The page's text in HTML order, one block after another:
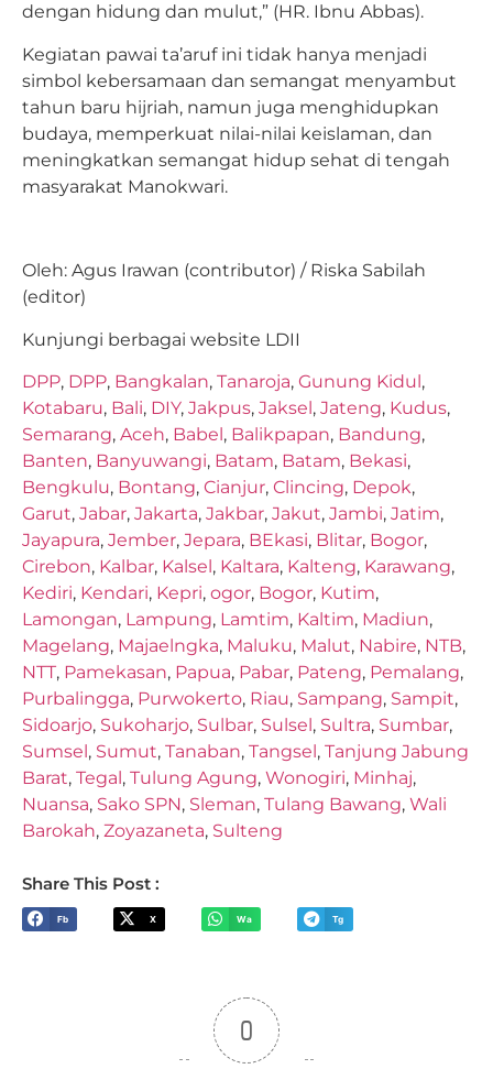
dengan hidung dan mulut,” (HR. Ibnu Abbas).
Kegiatan pawai ta’aruf ini tidak hanya menjadi
simbol kebersamaan dan semangat menyambut
tahun baru hijriah, namun juga menghidupkan
budaya, memperkuat nilai-nilai keislaman, dan
meningkatkan semangat hidup sehat di tengah
masyarakat Manokwari.
Oleh: Agus Irawan (contributor) / Riska Sabilah
(editor)
Kunjungi berbagai website LDII
DPP, DPP, Bangkalan, Tanaroja, Gunung Kidul ,
Kotabaru, Bali, DIY, Jakpus, Jaksel , Jateng, Kudus,
Semarang, Aceh, Babel , Balikpapan, Bandung,
Banten, Banyuwangi, Batam, Batam, Bekasi,
Bengkulu, Bontang, Cianjur, Clincing, Depok,
Garut, Jabar, Jakarta, Jakbar, Jakut, Jambi, Jatim,
Jayapura, Jember, Jepara, BEkasi, Blitar, Bogor,
Cirebon, Kalbar, Kalsel , Kaltara, Kalteng, Karawang,
Kediri, Kendari, Kepri, ogor, Bogor, Kutim,
Lamongan, Lampung, Lamtim, Kaltim, Madiun,
Magelang, Majaelngka, Maluku, Malut, Nabire, NTB,
NTT, Pamekasan, Papua, Pabar, Pateng, Pemalang,
Purbalingga, Purwokerto, Riau, Sampang, Sampit,
Sidoarjo, Sukoharjo, Sulbar, Sulsel , Sultra, Sumbar,
Sumsel , Sumut, Tanaban, Tangsel , Tanjung Jabung
Barat, Tegal , Tulung Agung, Wonogiri, Minhaj,
Nuansa, Sako SPN, Sleman, Tulang Bawang, Wali
Barokah, Zoyazaneta, Sulteng
Share This Post :
Fb X Wa Tg
0